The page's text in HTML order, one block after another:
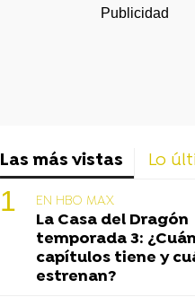
Las más vistas Lo
EN HBO MAX
La Casa del Dragón
temporada 3:
capítulos tiene y
estrenan?